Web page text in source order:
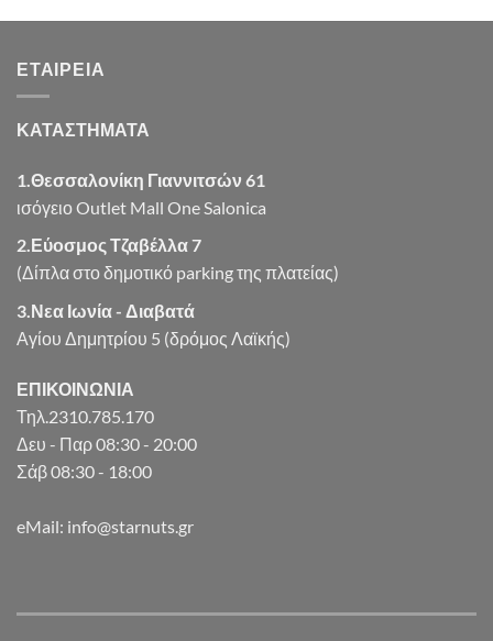
was: τιμή
ΕΤΑΙΡΕΊΑ
ΚΑΤΑΣΤΗΜΑΤΑ
1.Θεσσαλονίκη Γιαννιτσών 61
ισόγειο Outlet Mall One Salonica
2.Εύοσμος Τζαβέλλα 7
(Δίπλα στο δημοτικό parking της πλατείας)
3.Νεα Ιωνία - Διαβατά
Αγίου Δημητρίου 5 (δρόμος Λαϊκής)
ΕΠΙΚΟΙΝΩΝΙΑ
Τηλ.2310.785.170
Δευ - Παρ 08:30 - 20:00
Σάβ 08:30 - 18:00
eMail: info@starnuts.gr